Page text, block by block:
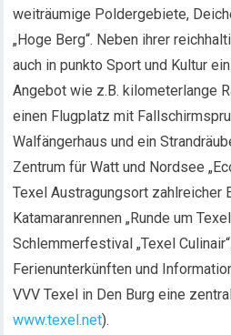
weiträumige Poldergebiete,
„Hoge Berg“. Neben ihrer
auch in punkto Sport und Kultur
Angebot wie z.B. kilometerlange
einen Flugplatz mit
Walfängerhaus und ein
Zentrum für Watt und Nordsee
Texel Austragungsort zahlreicher
Katamaranrennen „Runde um
Schlemmerfestival „Texel
Ferienunterkünften und
VVV Texel in Den Burg eine
www.texel.net).